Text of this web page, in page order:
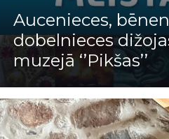
Aucenieces,
dobelnieces
muzejā ‘’Pikšas’’